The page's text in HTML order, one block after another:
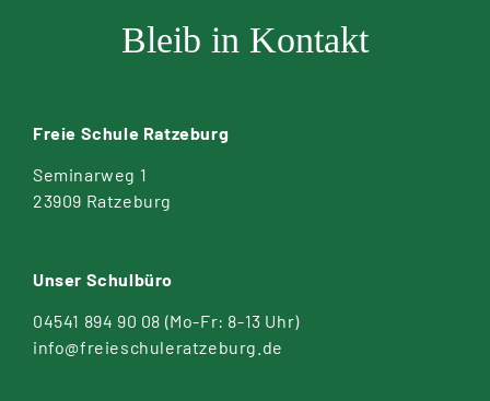
Bleib in Kontakt
Freie Schule Ratzeburg
Seminarweg 1
23909 Ratzeburg
Unser Schulbüro
04541 894 90 08 (Mo-Fr: 8-13 Uhr)
info@freieschuleratzeburg.de